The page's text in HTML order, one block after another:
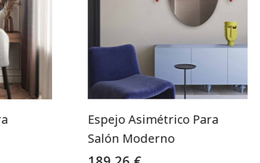
Espejo Asimétrico Para
Salón Moderno